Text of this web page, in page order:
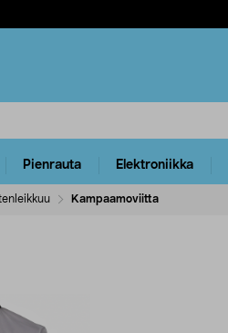
Pienrauta Elektroniikka
Kampaamoviitta